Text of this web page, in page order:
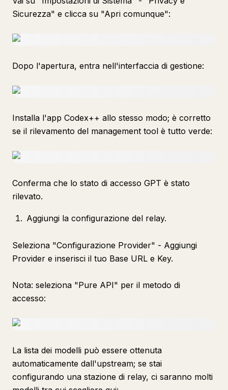
Sicurezza" e clicca su "Apri comunque":
Dopo l'apertura, entra nell'interfaccia di gestione:
Installa l'app Codex++ allo stesso modo; è corretto
se il rilevamento del management tool è tutto verde:
Conferma che lo stato di accesso GPT è stato
rilevato.
Aggiungi la configurazione del relay.
Seleziona "Configurazione Provider" - Aggiungi
Provider e inserisci il tuo Base URL e Key.
Nota: seleziona "Pure API" per il metodo di
accesso:
La lista dei modelli può essere ottenuta
automaticamente dall'upstream; se stai
configurando una stazione di relay, ci saranno molti